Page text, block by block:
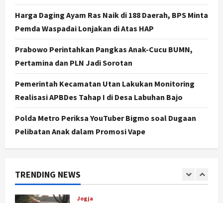
Harga Daging Ayam Ras Naik di 188 Daerah, BPS Minta
Pemda Waspadai Lonjakan di Atas HAP
Prabowo Perintahkan Pangkas Anak-Cucu BUMN,
Pertamina dan PLN Jadi Sorotan
Pemerintah Kecamatan Utan Lakukan Monitoring
Realisasi APBDes Tahap I di Desa Labuhan Bajo
Polda Metro Periksa YouTuber Bigmo soal Dugaan
Pelibatan Anak dalam Promosi Vape
TRENDING NEWS
5
Jogja
Kapanewon Pajangan Rampungkan
Verifikasi Indeks Desa 2026, 3
Kalurahan Raih Status Mandiri
Agustus 8, 2026
Dorong Pelindungan Karya,
Kemenkum DIY Buka Layanan Hak
Cipta Gratis
Agustus 9, 2026
2
Jogja
Politik